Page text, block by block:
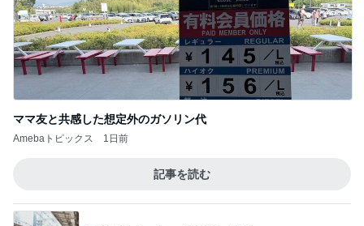
ママ友と共感した想定外のガソリン代
Amebaトピックス 1日前
記事を読む